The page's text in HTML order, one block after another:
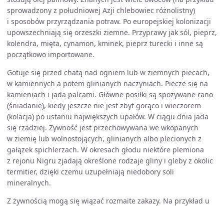
sprowadzony z południowej Azji chlebowiec różnolistny)
i sposobów przyrządzania potraw. Po europejskiej kolonizacji
upowszechniają się orzeszki ziemne. Przyprawy jak sól, pieprz,
kolendra, mięta, cynamon, kminek, pieprz turecki i inne są
początkowo importowane.
Gotuje się przed chatą nad ogniem lub w ziemnych piecach,
w kamiennych a potem glinianych naczyniach. Piecze się na
kamieniach i jada palcami. Główne posiłki są spożywane rano
(śniadanie), kiedy jeszcze nie jest zbyt gorąco i wieczorem
(kolacja) po ustaniu największych upałów. W ciągu dnia jada
się rzadziej. Żywność jest przechowywana we wkopanych
w ziemię lub wolnostojących, glinianych albo plecionych z
gałązek spichlerzach. W okresach głodu niektóre plemiona
z rejonu Nigru zjadają określone rodzaje gliny i gleby z okolic
termitier, dzięki czemu uzupełniają niedobory soli
mineralnych.
Z żywnością mogą się wiązać rozmaite zakazy. Na przykład u